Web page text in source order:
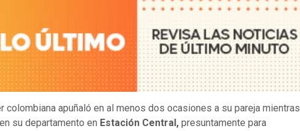
colombiana apuñaló en al menos dos ocasiones a su pareja mientras
su departamento en Estación Central, presuntamente para